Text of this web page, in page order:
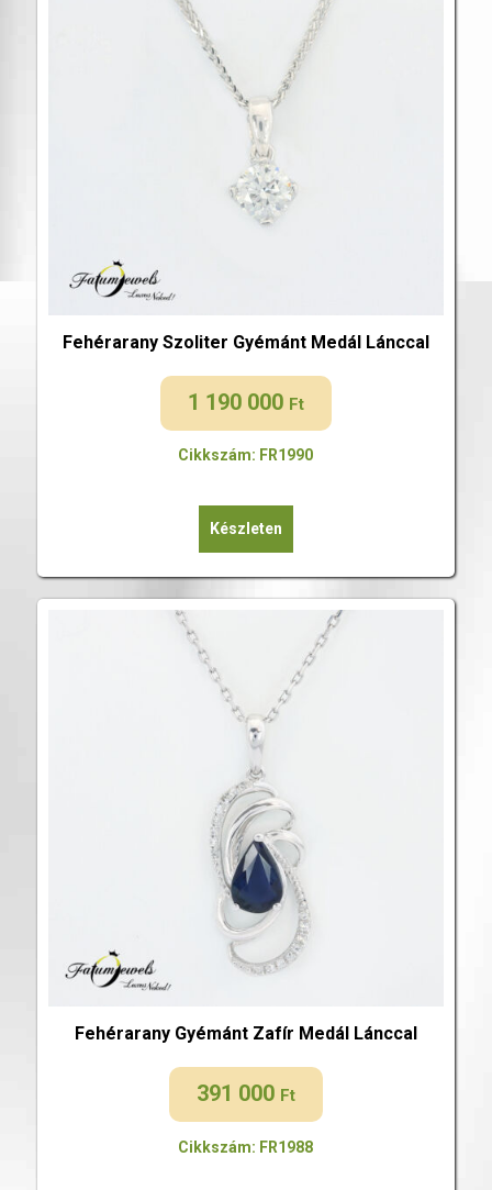
Fehérarany Szoliter Gyémánt Medál Lánccal
1 190 000 Ft
Cikkszám: FR1990
Készleten
Fehérarany Gyémánt Zafír Medál Lánccal
391 000 Ft
Cikkszám: FR1988